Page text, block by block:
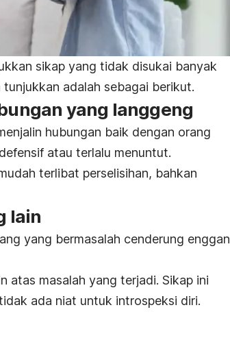
sikap yang tidak disukai banyak
adalah sebagai berikut.
yang langgeng
hubungan baik dengan orang
atau terlalu menuntut.
terlibat perselisihan, bahkan
lain
yang bermasalah cenderung enggan
atas masalah yang terjadi. Sikap ini
ada niat untuk introspeksi diri.